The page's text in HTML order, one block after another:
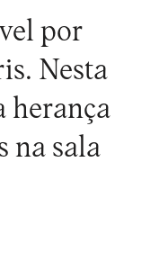
por
Nesta
herança
na sala